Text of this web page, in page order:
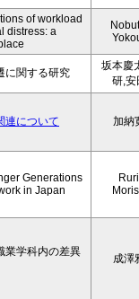
of workload
distress: a
に関する研究
坂本慶
研,安
連について 加納
Generations
in Japan
業学科内の差異
成澤